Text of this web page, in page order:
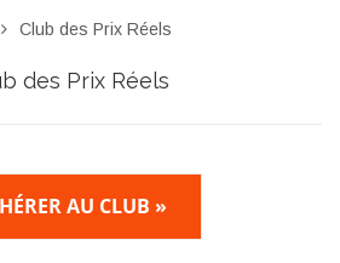
Club des Prix Réels
des Prix Réels
AU CLUB »